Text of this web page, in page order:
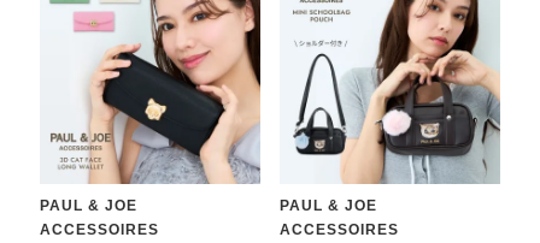
PAUL & JOE
ACCESSOIRES
PAUL & JOE
ACCESSOIRES